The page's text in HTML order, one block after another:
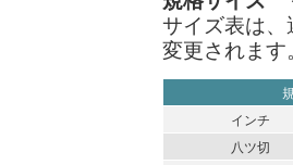
サイズ表は、
変更されます
インチ
八ツ切